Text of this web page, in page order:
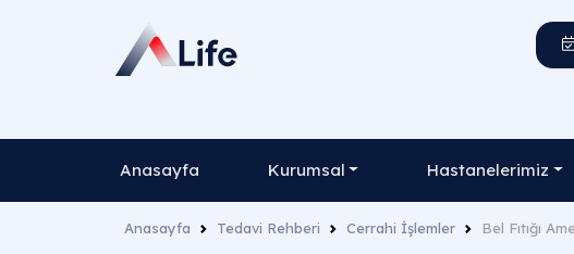
Anasayfa Kurumsal Hastanelerimiz
Anasayfa Tedavi Rehberi Cerrahi İşlemler Bel Fıtığı